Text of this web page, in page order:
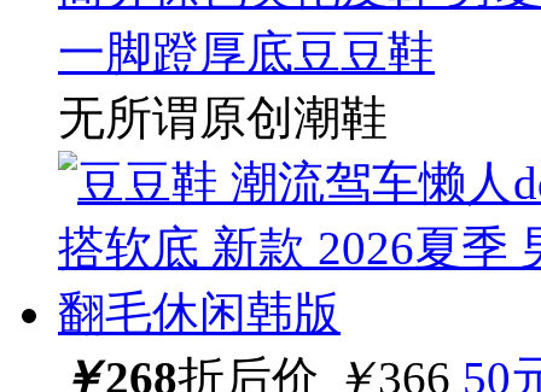
一脚蹬厚底豆豆鞋
无所谓原创潮鞋
￥268折后价 ￥366 50